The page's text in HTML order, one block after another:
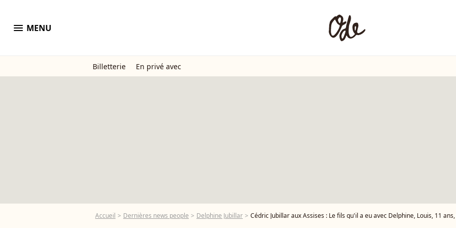
menu MENU
Billetterie En privé avec
Accueil Dernières news people Delphine Jubillar Cédric Jubillar aux Assises : Le fils qu'il a eu avec Delphine, Louis, 11